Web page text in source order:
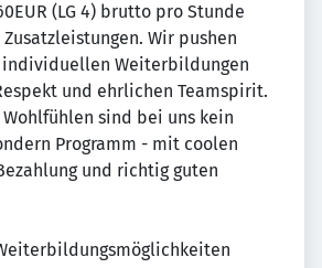
(LG 4) brutto pro Stunde
Wir pushen
Weiterbildungen
und ehrlichen Teamspirit.
sind bei uns kein
Programm - mit coolen
und richtig guten